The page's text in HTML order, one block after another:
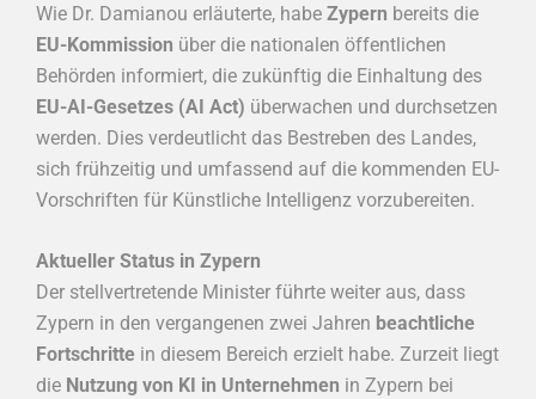
Wie Dr. Damianou erläuterte, habe Zypern bereits die
EU-Kommission über die nationalen öffentlichen
Behörden informiert, die zukünftig die Einhaltung des
EU-AI-Gesetzes (AI Act) überwachen und durchsetzen
werden. Dies verdeutlicht das Bestreben des Landes,
sich frühzeitig und umfassend auf die kommenden EU-
Vorschriften für Künstliche Intelligenz vorzubereiten.
Aktueller Status in Zypern
Der stellvertretende Minister führte weiter aus, dass
Zypern in den vergangenen zwei Jahren beachtliche
Fortschritte in diesem Bereich erzielt habe. Zurzeit liegt
die Nutzung von KI in Unternehmen in Zypern bei